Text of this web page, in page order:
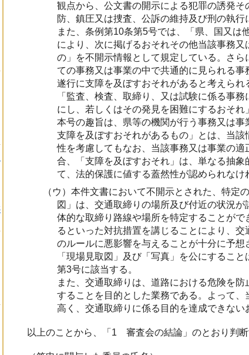
観点から、公文書の開示による犯罪の誘発
防、鎮圧又は捜査、公訴の維持及び刑の執
また、条例第10条第5号では、「県、国又は
により、次に掲げるおそれその他当該事務
の」を不開示情報として規定している。さ
ての事務又は事業の中で共通的に見られる
遂行に支障を及ぼすおそれがあると考えら
「監査、検査、取締り、又は試験に係る事
にし、若しくはその発見を困難にするおそれ
本号の趣旨は、県等の機関が行う事務又は
支障を及ぼすおそれがあるもの」とは、当
性を考慮してもなお、当該事務又は事業の
合、「支障を及ぼすおそれ」は、単なる抽
て、法的保護に値する蓋然性が認められなけ
（ウ）本件文書において不開示とされた、特
図」は、交通取締りの場所及び付近の状況
体的な取締り路線や場所を特定することが
るといった対抗措置を講じることにより、
のルールに悪影響を与えることが十分に予
「現場見取図」及び「写真」を公にするこ
第3号に該当する。
また、交通取締りは、道路における危険を
することを目的とした業務である。よって
高く、交通取締りに係る目的を達成できない
以上のことから、「1 審査会の結論」のとおり判断